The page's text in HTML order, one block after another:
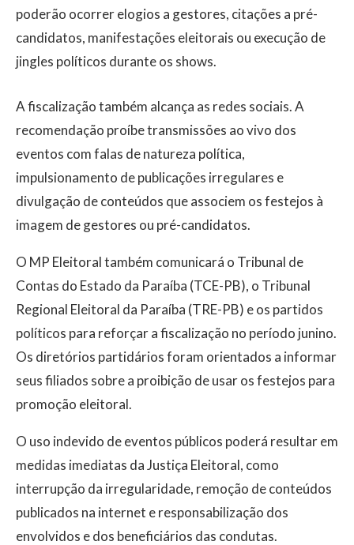
poderão ocorrer elogios a gestores, citações a pré-
candidatos, manifestações eleitorais ou execução de
jingles políticos durante os shows.
A fiscalização também alcança as redes sociais. A
recomendação proíbe transmissões ao vivo dos
eventos com falas de natureza política,
impulsionamento de publicações irregulares e
divulgação de conteúdos que associem os festejos à
imagem de gestores ou pré-candidatos.
O MP Eleitoral também comunicará o Tribunal de
Contas do Estado da Paraíba (TCE-PB), o Tribunal
Regional Eleitoral da Paraíba (TRE-PB) e os partidos
políticos para reforçar a fiscalização no período junino.
Os diretórios partidários foram orientados a informar
seus filiados sobre a proibição de usar os festejos para
promoção eleitoral.
O uso indevido de eventos públicos poderá resultar em
medidas imediatas da Justiça Eleitoral, como
interrupção da irregularidade, remoção de conteúdos
publicados na internet e responsabilização dos
envolvidos e dos beneficiários das condutas.